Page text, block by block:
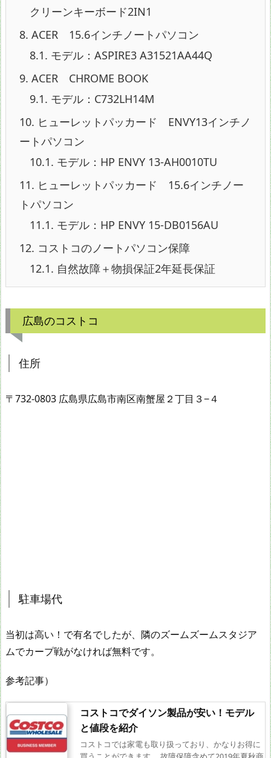
クリーンキーボード2IN1
8. ACER 15.6インチノートパソコン
8.1. モデル：ASPIRE3 A31521AA44Q
9. ACER CHROME BOOK
9.1. モデル：C732LH14M
10. ヒューレットパッカード ENVY13インチノ
ートパソコン
10.1. モデル：HP ENVY 13-AH0010TU
11. ヒューレットパッカード 15.6インチノー
トパソコン
11.1. モデル：HP ENVY 15-DB0156AU
12. コストコのノートパソコン保障
12.1. 自然故障＋物損保証2年延長保証
広島のコストコ
住所
〒732-0803 広島県広島市南区南蟹屋２丁目３−４
駐車場代
当初は高い！で有名でしたが、隣のズームズームスタジア
ムでカープ戦がなければ無料です。
参考記事）
コストコでダイソン製品が安い！モデル
と値段を紹介
コストコでは家電も取り扱っており、かなりお得に